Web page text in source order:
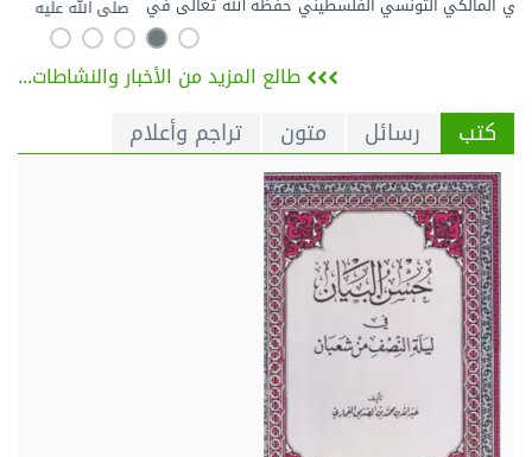
كتب رسائل متون تراجم وأعلام